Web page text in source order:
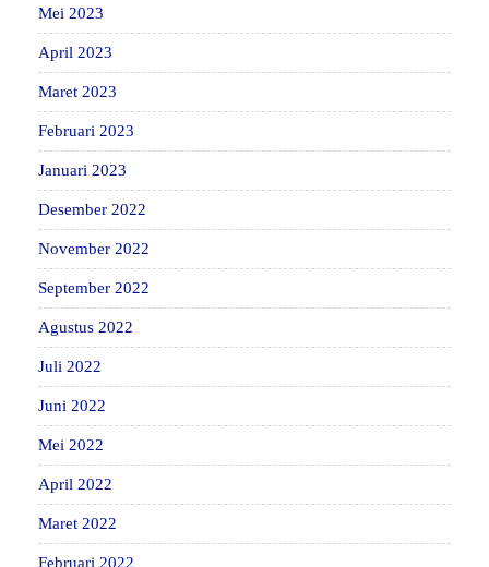
Mei 2023
April 2023
Maret 2023
Februari 2023
Januari 2023
Desember 2022
November 2022
September 2022
Agustus 2022
Juli 2022
Juni 2022
Mei 2022
April 2022
Maret 2022
Februari 2022